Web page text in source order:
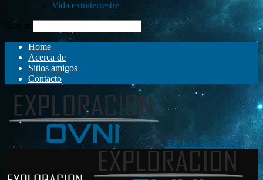
Vida extraterrestre
Buscar
Home
Acerca de
Sitios amigos
Contacto
Exploración OVNI